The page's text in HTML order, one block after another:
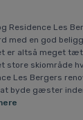
Residence Les
med en god
er altså meget
store skiområde
Les Bergers
at byde gæster